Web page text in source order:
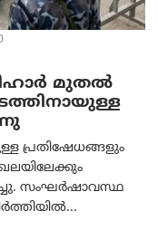
മുതൽ
പ്രതിഷേധങ്ങളും
സംഘർഷാവസ്ഥ